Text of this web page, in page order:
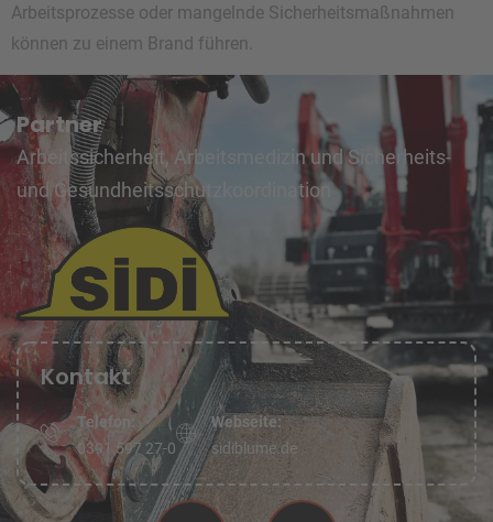
Arbeitsprozesse oder mangelnde Sicherheitsmaßnahmen
können zu einem Brand führen.
Partner
Arbeitssicherheit, Arbeitsmedizin und Sicherheits-
und Gesundheitsschutzkoordination
Kontakt
Telefon:
0391 597 27-0
Webseite:
sidiblume.de